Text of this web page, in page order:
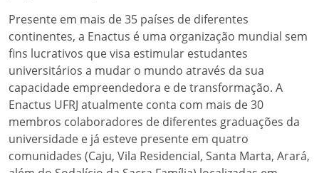
Presente em mais de 35 países de diferentes
continentes, a Enactus é uma organização mundial sem
fins lucrativos que visa estimular estudantes
universitários a mudar o mundo através da sua
capacidade empreendedora e de transformação. A
Enactus UFRJ atualmente conta com mais de 30
membros colaboradores de diferentes graduações da
universidade e já esteve presente em quatro
comunidades (Caju, Vila Residencial, Santa Marta, Arará,